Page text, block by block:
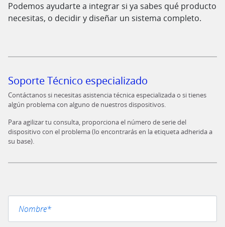
Podemos ayudarte a integrar si ya sabes qué producto
necesitas, o decidir y diseñar un sistema completo.
Soporte Técnico especializado
Contáctanos si necesitas asistencia técnica especializada o si tienes
algún problema con alguno de nuestros dispositivos.
Para agilizar tu consulta, proporciona el número de serie del
dispositivo con el problema (lo encontrarás en la etiqueta adherida a
su base).